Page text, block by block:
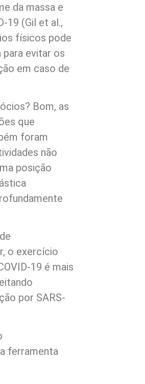
da massa e
19 (Gil et al.,
físicos pode
para evitar os
em caso de
Bom, as
que
foram
não
posição
o exercício
19 é mais
por SARS-
ferramenta